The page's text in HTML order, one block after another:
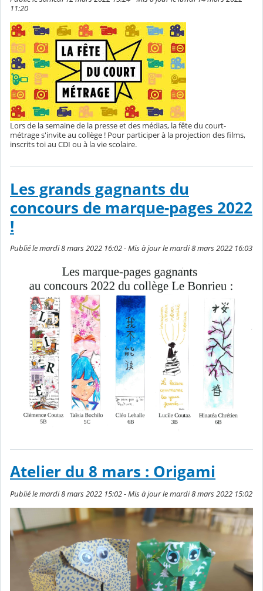
11:20
Lors de la semaine de la presse et des médias, la fête du court-
métrage s'invite au collège ! Pour participer à la projection des films,
inscrits toi au CDI ou à la vie scolaire.
Les grands gagnants du
concours de marque-pages 2022
!
Publié le mardi 8 mars 2022 16:02 - Mis à jour le mardi 8 mars 2022 16:03
Atelier du 8 mars : Origami
Publié le mardi 8 mars 2022 15:02 - Mis à jour le mardi 8 mars 2022 15:02